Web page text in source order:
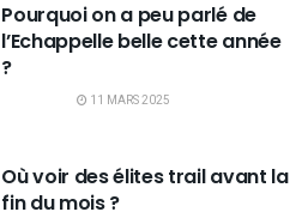
Pourquoi on a peu parlé de
l’Echappelle belle cette année
?
11 MARS 2025
Où voir des élites trail avant la
fin du mois ?